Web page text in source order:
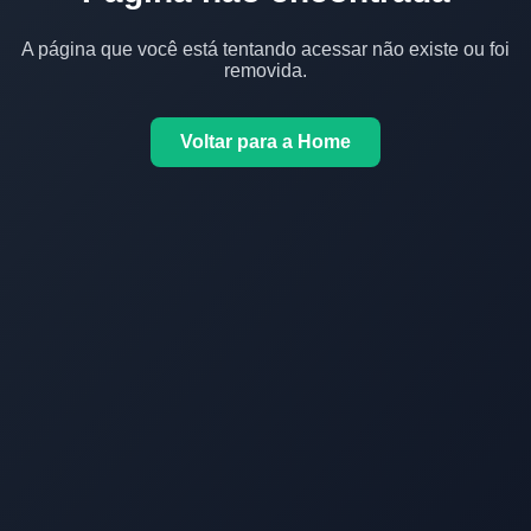
A página que você está tentando acessar não existe ou foi
removida.
Voltar para a Home